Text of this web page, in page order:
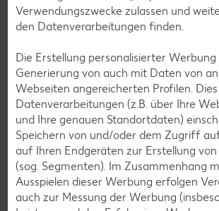
Messenger-Services – Jetzt
Mit unserem Messenger-Service erhältst
unseren aktuellen Prospekt mit den
per Messenger-App, Telegram,
oder Viber zugesendet.
Jetzt schnell und bequem
Verwendungszwecke zulassen und
den Datenverarbeitungen finden.
Die Erstellung personalisierter
Generierung von auch mit Daten von
Webseiten angereicherten Profilen.
Datenverarbeitungen (z.B. über Ihre
und Ihre genauen Standortdaten)
Speichern von und/oder dem Zugriff
auf Ihren Endgeräten zur Erstellung
(sog. Segmenten). Im Zusammenhang
Ausspielen dieser Werbung erfolgen
auch zur Messung der Werbung